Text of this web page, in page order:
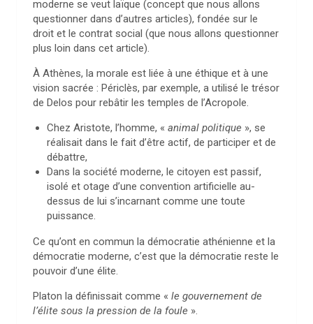
moderne se veut laïque (concept que nous allons
questionner dans d’autres articles), fondée sur le
droit et le contrat social (que nous allons questionner
plus loin dans cet article).
À Athènes, la morale est liée à une éthique et à une
vision sacrée : Périclès, par exemple, a utilisé le trésor
de Delos pour rebâtir les temples de l’Acropole.
Chez Aristote, l’homme, « animal politique », se
réalisait dans le fait d’être actif, de participer et de
débattre,
Dans la société moderne, le citoyen est passif,
isolé et otage d’une convention artificielle au-
dessus de lui s’incarnant comme une toute
puissance.
Ce qu’ont en commun la démocratie athénienne et la
démocratie moderne, c’est que la démocratie reste le
pouvoir d’une élite.
Platon la définissait comme « le gouvernement de
l’élite sous la pression de la foule ».